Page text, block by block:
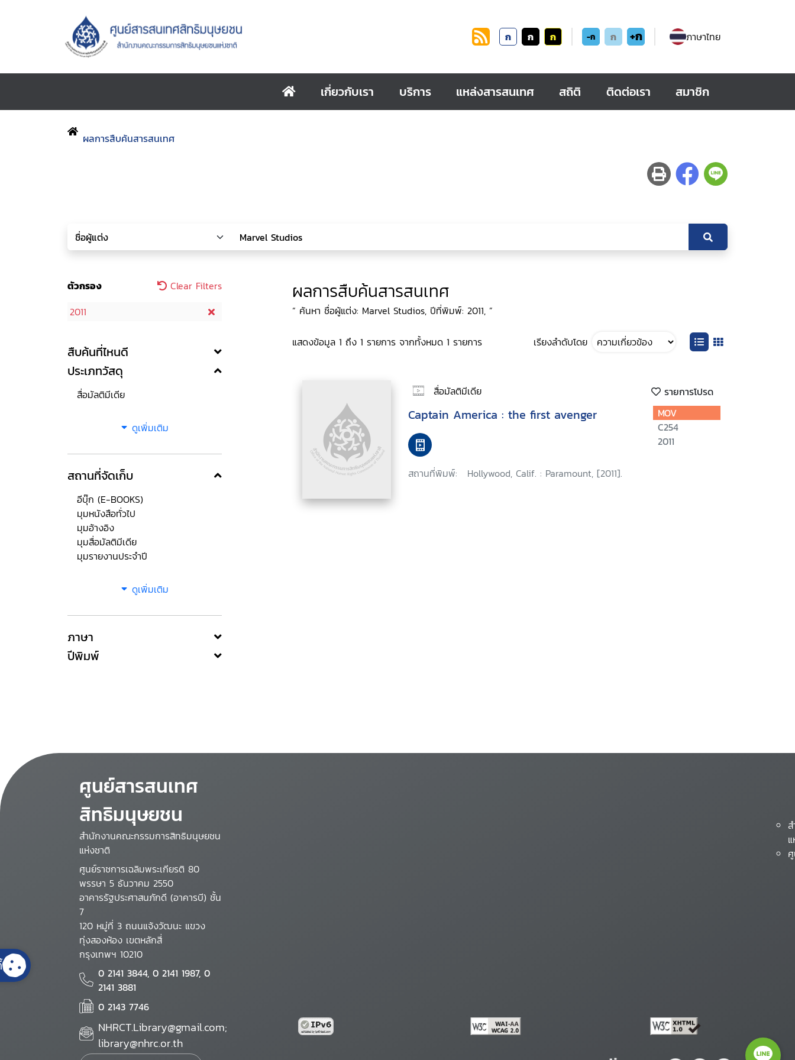
ก ก ก -ก ก +ก ภาษาไทย
เกี่ยวกับเรา บริการ แหล่งสารสนเทศ สถิติ ติดต่อเรา สมาชิก
ผลการสืบค้นสารสนเทศ
ตัวกรอง
Clear Filters
2011
สืบค้นที่ไหนดี
ประเภทวัสดุ
สื่อมัลติมีเดีย
ดูเพิ่มเติม
สถานที่จัดเก็บ
อีบุ๊ก (E-BOOKS)
มุมหนังสือทั่วไป
มุมอ้างอิง
มุมสื่อมัลติมีเดีย
มุมรายงานประจำปี
ดูเพิ่มเติม
ภาษา
ปีพิมพ์
ผลการสืบค้นสารสนเทศ
“ ค้นหา ชื่อผู้แต่ง: Marvel Studios, ปีที่พิมพ์: 2011, ”
แสดงข้อมูล 1 ถึง 1 รายการ จากทั้งหมด 1 รายการ เรียงลำดับโดย
สื่อมัลติมีเดีย รายการโปรด
Captain America : the first avenger
สถานที่พิมพ์: Hollywood, Calif. : Paramount, [2011].
MOV
C254
2011
ศูนย์สารสนเทศ
สิทธิมนุษยชน
สำนักงานคณะกรรมการสิทธิมนุษยชน
แห่งชาติ
ศูนย์ราชการเฉลิมพระเกียรติ 80
พรรษา 5 ธันวาคม 2550
อาคารรัฐประศาสนภักดี (อาคารบี) ชั้น
7
120 หมู่ที่ 3 ถนนแจ้งวัฒนะ แขวง
ทุ่งสองห้อง เขตหลักสี่
กรุงเทพฯ 10210
0 2141 3844, 0 2141 1987, 0
2141 3881
0 2143 7746
NHRCT.Library@gmail.com;
library@nhrc.or.th